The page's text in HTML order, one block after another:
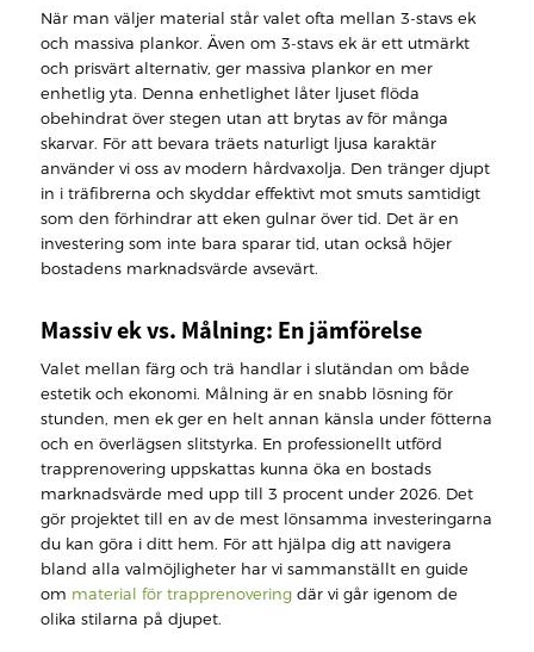
När man väljer material står valet ofta mellan 3-stavs ek
och massiva plankor. Även om 3-stavs ek är ett utmärkt
och prisvärt alternativ, ger massiva plankor en mer
enhetlig yta. Denna enhetlighet låter ljuset flöda
obehindrat över stegen utan att brytas av för många
skarvar. För att bevara träets naturligt ljusa karaktär
använder vi oss av modern hårdvaxolja. Den tränger djupt
in i träfibrerna och skyddar effektivt mot smuts samtidigt
som den förhindrar att eken gulnar över tid. Det är en
investering som inte bara sparar tid, utan också höjer
bostadens marknadsvärde avsevärt.
Massiv ek vs. Målning: En jämförelse
Valet mellan färg och trä handlar i slutändan om både
estetik och ekonomi. Målning är en snabb lösning för
stunden, men ek ger en helt annan känsla under fötterna
och en överlägsen slitstyrka. En professionellt utförd
trapprenovering uppskattas kunna öka en bostads
marknadsvärde med upp till 3 procent under 2026. Det
gör projektet till en av de mest lönsamma investeringarna
du kan göra i ditt hem. För att hjälpa dig att navigera
bland alla valmöjligheter har vi sammanställt en guide
om material för trapprenoveringdär vi går igenom de
olika stilarna på djupet.